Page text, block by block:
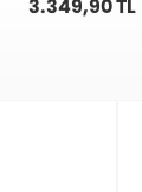
3.349,90 TL